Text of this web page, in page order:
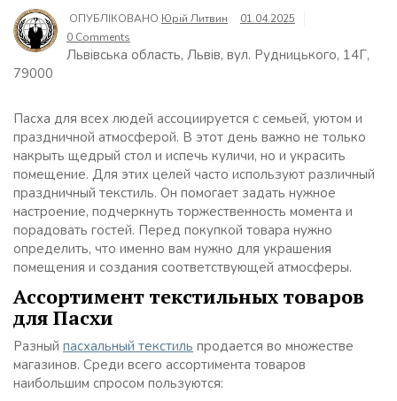
ОПУБЛІКОВАНО Юрій Литвин
01.04.2025
0 Comments
Львівська область, Львів, вул. Рудницького, 14Г,
79000
Пасха для всех людей ассоциируется с семьей, уютом и
праздничной атмосферой. В этот день важно не только
накрыть щедрый стол и испечь куличи, но и украсить
помещение. Для этих целей часто используют различный
праздничный текстиль. Он помогает задать нужное
настроение, подчеркнуть торжественность момента и
порадовать гостей. Перед покупкой товара нужно
определить, что именно вам нужно для украшения
помещения и создания соответствующей атмосферы.
Ассортимент текстильных товаров
для Пасхи
Разный пасхальный текстиль продается во множестве
магазинов. Среди всего ассортимента товаров
наибольшим спросом пользуются: